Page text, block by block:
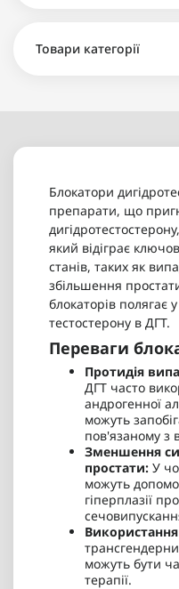
Дієтична добавка
Товари категорії
Блокатори
препарати, що
який відіграє
станів, таких як
збільшення
блокаторів полягає
тестостерону в ДГТ.
Переваги
Протидія
ДГТ часто
андрогенної
можуть
пов'язаному з
Зменшення
простати: У
можуть
гіперплазії
Використання
можуть бути
терапії.